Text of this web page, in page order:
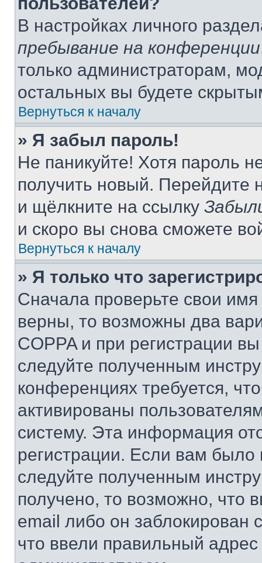
В настройках личного
пребывание на конференции
только администраторам,
остальных вы будете
Вернуться к началу
» Я забыл пароль!
Не паникуйте! Хотя пароль
получить новый. Перейдите
и щёлкните на ссылку
и скоро вы снова сможете
Вернуться к началу
» Я только что
Сначала проверьте свои
верны, то возможны два
COPPA и при регистрации
следуйте полученным
конференциях требуется,
активированы
систему. Эта информация
регистрации. Если вам
следуйте полученным
получено, то возможно, что
email либо он
что ввели правильный адрес